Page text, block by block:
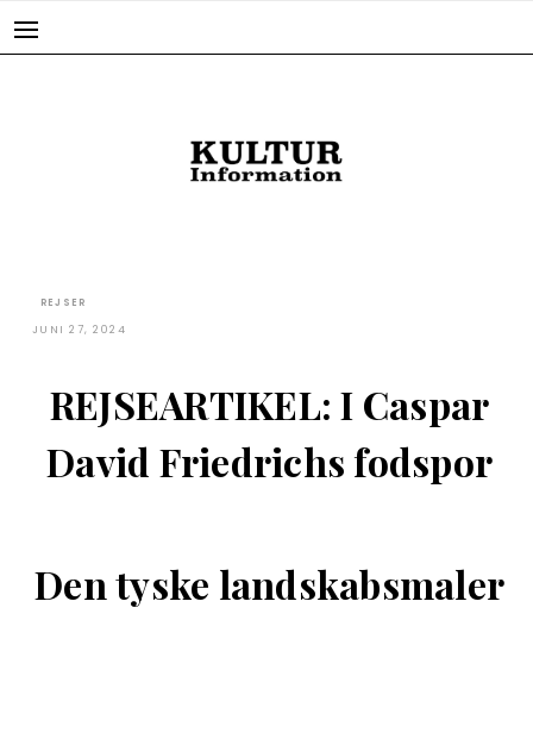
REJSER
JUNI 27, 2024
REJSEARTIKEL: I Caspar
David Friedrichs fodspor
Den tyske landskabsmaler